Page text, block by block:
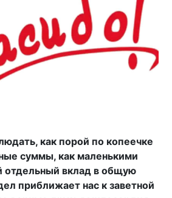
как порой по копеечке
суммы, как маленькими
вклад в общую
приближает нас к заветной